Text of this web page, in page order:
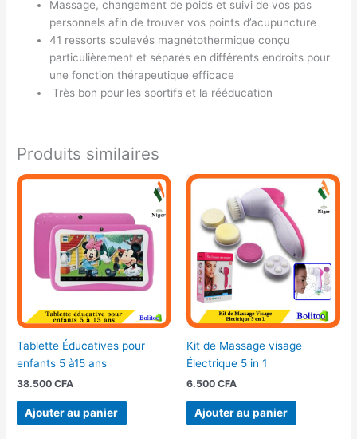
Massage, changement de poids et suivi de vos pas
personnels afin de trouver vos points d’acupuncture
41 ressorts soulevés magnétothermique conçu
particulièrement et séparés en différents endroits pour
une fonction thérapeutique efficace
Très bon pour les sportifs et la rééducation
Produits similaires
Tablette Éducatives pour
enfants 5 à15 ans
38.500CFA
Ajouter au panier
Kit de Massage visage
Électrique 5 in 1
6.500 CFA
Ajouter au panier